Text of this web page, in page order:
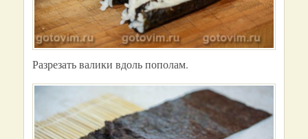
Разрезать валики вдоль пополам.